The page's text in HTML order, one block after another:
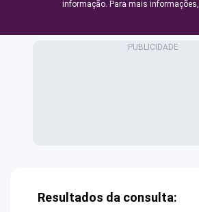
informação. Para mais informações,
Resultados da consulta: